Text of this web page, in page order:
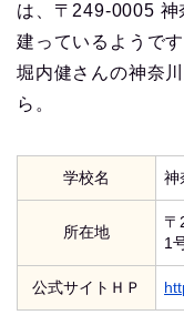
は、〒249-0005 神
建っているようです
堀内健さんの神奈
ら。
学校名 神
所在地
〒
1
公式サイトＨＰ